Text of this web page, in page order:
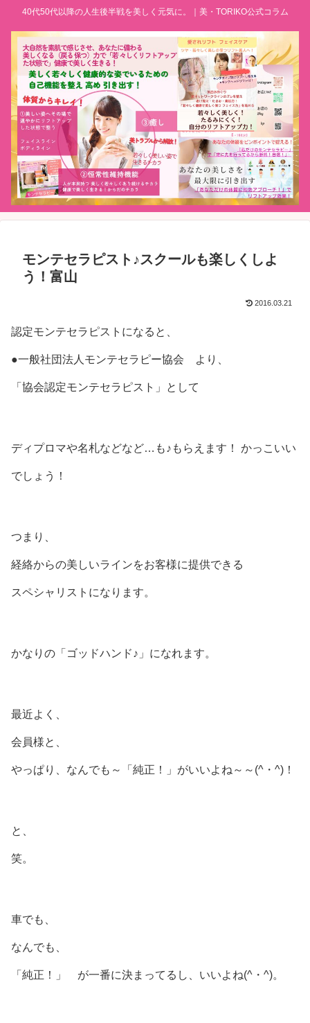
40代50代以降の人生後半戦を美しく元気に。｜美・TORIKO公式コラム
モンテセラピスト♪スクールも楽しくしよ
う！富山
2016.03.21
認定モンテセラピストになると、
●一般社団法人モンテセラピー協会 より、
「協会認定モンテセラピスト」として
ディプロマや名札などなど…も♪もらえます！ かっこいい
でしょう！
つまり、
経絡からの美しいラインをお客様に提供できる
スペシャリストになります。
かなりの「ゴッドハンド♪」になれます。
最近よく、
会員様と、
やっぱり、なんでも～「純正！」がいいよね～～(^・^)！
と、
笑。
車でも、
なんでも、
「純正！」 が一番に決まってるし、いいよね(^・^)。